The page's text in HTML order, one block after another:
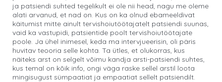
ja patsiendi suhted tegelikult ei ole nii head, nagu me oleme
alati arvanud, et nad on. Kus on ka olnud ebameeldivat
käitumist mitte ainult tervishoiutöötajatelt patsiendi suunas,
vaid ka vastupidi, patsientide poolt tervishoiutöötajate
poole. Ja ühel inimesel, keda ma intervjueerisin, oli päris
huvitav teooria selle kohta. Ta ütles, et olukorras, kus
näiteks arst on selgelt võimu kandja arsti-patsiendi suhtes,
kus temal on kõik info, ongi väga raske sellel arstil loota
mingisugust sümpaatiat ja empaatiat sellelt patsiendilt.